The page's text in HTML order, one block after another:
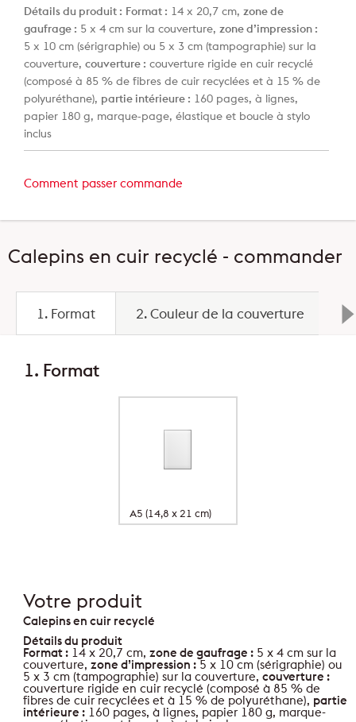
Détails du produit : Format : 14 x 20,7 cm,zone de
gaufrage : 5 x 4 cm sur la couverture,zone d’impression :
5 x 10 cm (sérigraphie) ou 5 x 3 cm (tampographie) sur la
couverture,couverture : couverture rigide en cuir recyclé
(composé à 85 % de fibres de cuir recyclées et à 15 % de
polyuréthane), partie intérieure : 160 pages, à lignes,
papier 180 g, marque-page, élastique et boucle à stylo
inclus
Comment passer commande
Calepins en cuir recyclé - commander
1. Format 2. Couleur de la couverture
1. Format
A5 (14,8 x 21 cm)
Votre produit
Calepins en cuir recyclé
Détails du produit
Format :14 x 20,7 cm, zone de gaufrage :5 x 4 cm sur la
couverture, zone d’impression :5 x 10 cm (sérigraphie) ou
5 x 3 cm (tampographie) sur la couverture, couverture :
couverture rigide en cuir recyclé (composé à 85 % de
fibres de cuir recyclées et à 15 % de polyuréthane), partie
intérieure :160 pages, à lignes, papier 180 g, marque-